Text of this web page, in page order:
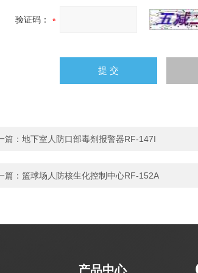
验证码：
篇： 地下室人防口部毒剂报警器RF-147I
篇： 篮球场人防核生化控制中心RF-152A
产品中心